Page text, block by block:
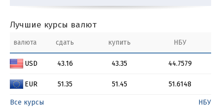
Лучшие курсы валют
валюта сдать купить НБУ
USD 43.16 43.35 44.7579
EUR 51.35 51.45 51.6148
Все курсы НБУ